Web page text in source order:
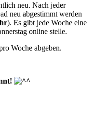
neu. Nach jeder
neu abgestimmt werden
). Es gibt jede Woche eine
online stelle.
Woche abgeben.